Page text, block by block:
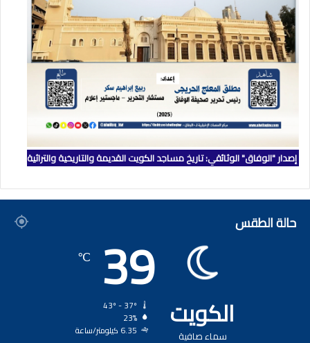
إصدار "الوفاق" الوثائقي: تاريخ مساجد الكويت القديمة والتاريخية والتراثية
حالة الطقس
الكويت
سماء صافية
39
℃
23%
6.35 كيلومتر/ساعة